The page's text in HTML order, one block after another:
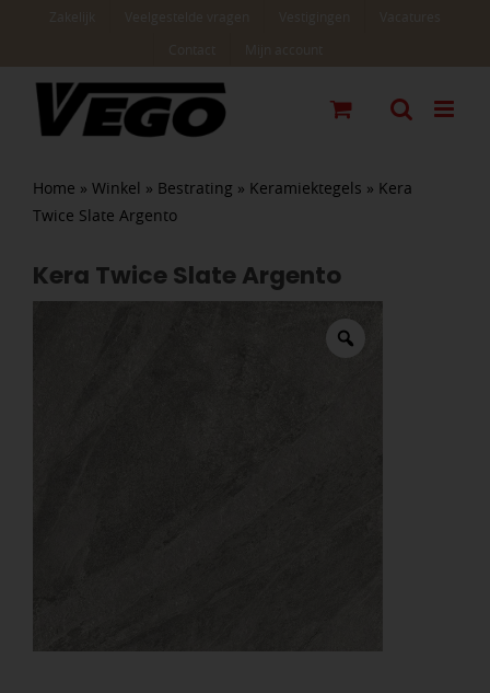
Home » Winkel » Bestrating » Keramiektegels » Kera
Twice Slate Argento
Kera Twice Slate Argento